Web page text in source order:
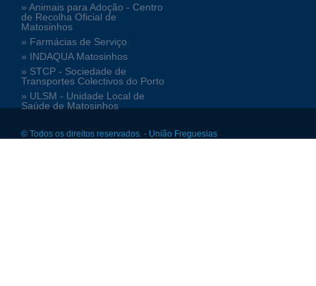
» Animais para Adoção - Centro
de Recolha Oficial de
Matosinhos
» Farmácias de Serviço
» INDAQUA Matosinhos
» STCP - Sociedade de
Transportes Colectivos do Porto
» ULSM - Unidade Local de
Saúde de Matosinhos
© Todos os direitos reservados. - União Freguesias